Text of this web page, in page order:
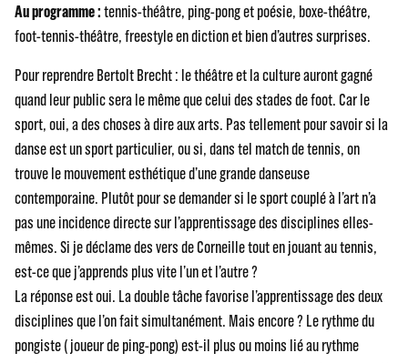
Au programme :tennis-théâtre, ping-pong et poésie, boxe-théâtre,
foot-tennis-théâtre, freestyle en diction et bien d’autres surprises.
Pour reprendre Bertolt Brecht : le théâtre et la culture auront gagné
quand leur public sera le même que celui des stades de foot. Car le
sport, oui, a des choses à dire aux arts. Pas tellement pour savoir si la
danse est un sport particulier, ou si, dans tel match de tennis, on
trouve le mouvement esthétique d’une grande danseuse
contemporaine. Plutôt pour se demander si le sport couplé à l’art n’a
pas une incidence directe sur l’apprentissage des disciplines elles-
mêmes. Si je déclame des vers de Corneille tout en jouant au tennis,
est-ce que j’apprends plus vite l’un et l’autre ?
La réponse est oui. La double tâche favorise l’apprentissage des deux
disciplines que l’on fait simultanément. Mais encore ? Le rythme du
pongiste ( joueur de ping-pong) est-il plus ou moins lié au rythme